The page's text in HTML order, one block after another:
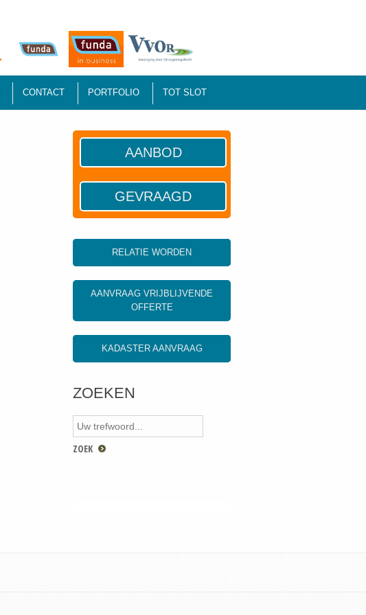
CONTACT PORTFOLIO TOT SLOT
AANBOD
GEVRAAGD
RELATIE WORDEN
AANVRAAG VRIJBLIJVENDE
OFFERTE
KADASTER AANVRAAG
ZOEKEN